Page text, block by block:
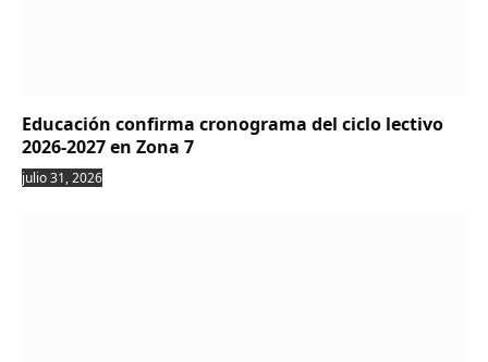
Educación confirma cronograma del ciclo lectivo
2026-2027 en Zona 7
julio 31, 2026